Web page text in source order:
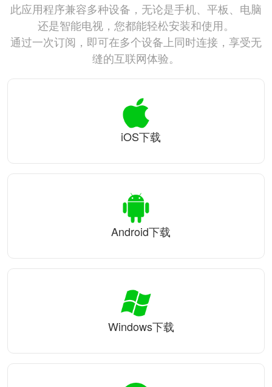
此应用程序兼容多种设备，无论是手机、平板、电脑
还是智能电视，您都能轻松安装和使用。
通过一次订阅，即可在多个设备上同时连接，享受无
缝的互联网体验。
iOS下载
Android下载
Windows下载